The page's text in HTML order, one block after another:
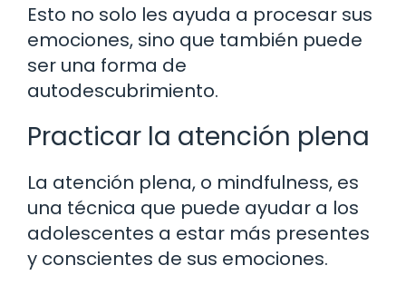
Esto no solo les ayuda a procesar sus
emociones, sino que también puede
ser una forma de
autodescubrimiento.
Practicar la atención plena
La atención plena, o mindfulness, es
una técnica que puede ayudar a los
adolescentes a estar más presentes
y conscientes de sus emociones.